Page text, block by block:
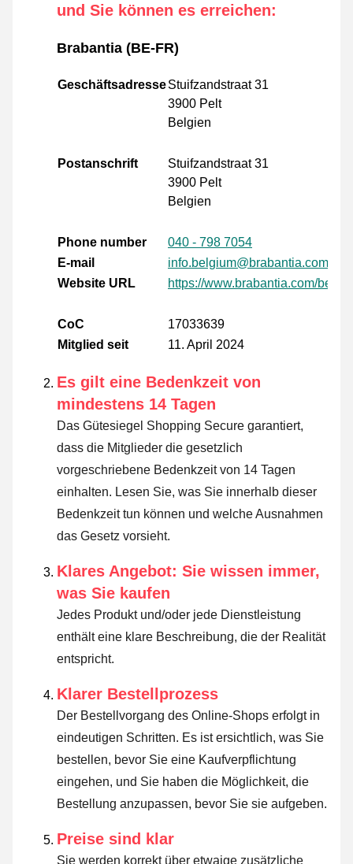
und Sie können es erreichen:
Brabantia (BE-FR)
GeschäftsadresseStuifzandstraat 31
3900 Pelt
Belgien
Postanschrift
Stuifzandstraat 31
3900 Pelt
Belgien
Phone number
040 - 798 7054
E-mail
info.belgium@brabantia.com
Website URL
https://www.brabantia.com/be_fr/
CoC
17033639
Mitglied seit
11. April 2024
Es gilt eine Bedenkzeit von
mindestens 14 Tagen
Das Gütesiegel Shopping Secure garantiert,
dass die Mitglieder die gesetzlich
vorgeschriebene Bedenkzeit von 14 Tagen
einhalten. Lesen Sie, was Sie innerhalb dieser
Bedenkzeit tun können und welche Ausnahmen
das Gesetz vorsieht.
Klares Angebot: Sie wissen immer,
was Sie kaufen
Jedes Produkt und/oder jede Dienstleistung
enthält eine klare Beschreibung, die der Realität
entspricht.
Klarer Bestellprozess
Der Bestellvorgang des Online-Shops erfolgt in
eindeutigen Schritten. Es ist ersichtlich, was Sie
bestellen, bevor Sie eine Kaufverpflichtung
eingehen, und Sie haben die Möglichkeit, die
Bestellung anzupassen, bevor Sie sie aufgeben.
Preise sind klar
Sie werden korrekt über etwaige zusätzliche